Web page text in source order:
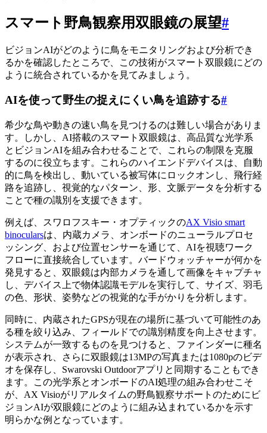
スマート野鳥観察用双眼鏡の展望#
ビジョンAIがどのように鳥をモニタリングおよび分析でき
るかを確認したところで、この技術がスマート双眼鏡にどの
ように統合されているかを見てみましょう。
AIを使って野生の捉えにくい鳥を追跡する#
希少な鳥や動きの速い鳥を見つけるのは難しい場合がありま
す。しかし、AI搭載のスマート双眼鏡は、高品質な光学系
とビジョンAIを組み合わせることで、これらの制限を克服
するのに役立ちます。これらのハイエンドデバイスは、自動
的に鳥を検出し、動いている被写体にロックオンし、飛行経
路を追跡し、視覚的なパターン、形、文脈データを分析する
ことで種の識別を支援できます。
例えば、スワロフスキー・オプティックのAX Visio smart
binocularsは、内蔵カメラ、オンボードのニューラルプロセ
ッシング、および位置センサーを通じて、AIを視聴ワーク
フローに直接統合しています。バードウォッチャーが何かを
発見すると、双眼鏡は内部カメラを通して画像をキャプチャ
し、デバイス上で物体認識モデルを実行して、サイズ、羽毛
の色、形状、姿勢などの視覚的な手がかりを分析します。
同時に、内蔵されたGPSが現在の場所に基づいて可能性のあ
る種を絞り込み、フィールドでの識別精度を向上させます。
システムが一致するものを見つけると、ファインダーに種名
が表示され、さらに双眼鏡は13MPの写真または1080pのビデ
オを保存し、Swarovski Outdoorアプリと同期することもでき
ます。この光学系とオンボードのAI処理の組み合わせこそ
が、AX Visioがリアルタイムの野鳥観察サポートのためにビ
ジョンAIが双眼鏡にどのように組み込まれているかを示す
明らかな例となっています。